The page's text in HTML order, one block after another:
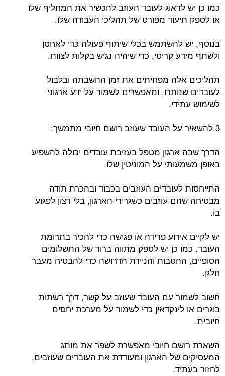
כמו כן יש לדאוג לעובד העוזב להכשיר את המחליף שלו
או לספק תיעוד מפורט של תהליכי העבודה שלו.
בנוסף, יש להשתמש בכלי שיתוף פעולה כדי לאחסן
ולשתף מידע קריטי, כדי שיהיה נגיש בקלות לצוות.
תהליכים אלה מפחיתים את זמן ההשבתה ובלבול
לעובדים שנותרו, ומאפשרים לשמור על ידע ארגוני
לשימוש עתידי.
3 להשאיר על העובד שעוזב רושם חיובי מתמשך:
הדרך שבה ארגון מטפל בעזיבת עובדים יכולה להשפיע
באופן משמעותי על המוניטין שלו.
התייחסות לעובדים העוזבים בכבוד ובהכרת תודה
מבטיחה שהם עוזבים כשגרירי הארגון, בלי רצון לפגוע
בו.
יש לקיים אירוע פרידה או פגישה כדי להכיר בתרומת
העובד. כמו כן יש לספק מתווה ברור של התשלומים
הסופיים, ההטבות והניירת הדרושה כדי להבטיח מעבר
חלק.
חשוב לשמור עם העובד שעוזב על קשר, דרך רשתות
בוגרים או לינקדאין כדי לשמור על מערכת יחסים
חיובית.
השארת רושם חיובי מאפשרת לשפר את מותג
המעסיקים של הארגון ומעודדת את העובדים שעוזבים,
לחזור בעתיד.